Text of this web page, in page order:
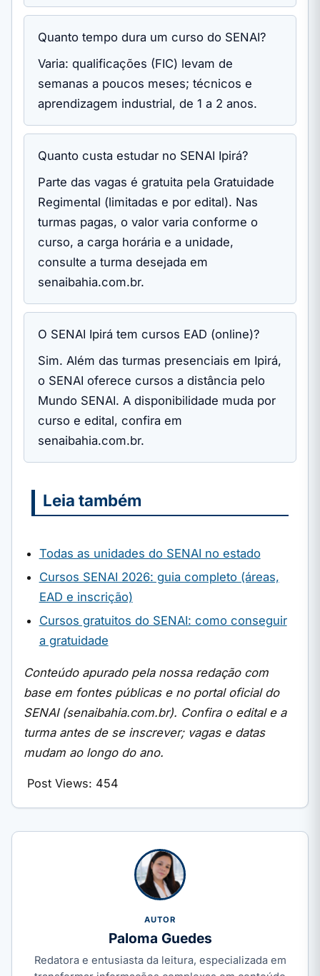
Quanto tempo dura um curso do SENAI?
Varia: qualificações (FIC) levam de
semanas a poucos meses; técnicos e
aprendizagem industrial, de 1 a 2 anos.
Quanto custa estudar no SENAI Ipirá?
Parte das vagas é gratuita pela Gratuidade
Regimental (limitadas e por edital). Nas
turmas pagas, o valor varia conforme o
curso, a carga horária e a unidade,
consulte a turma desejada em
senaibahia.com.br.
O SENAI Ipirá tem cursos EAD (online)?
Sim. Além das turmas presenciais em Ipirá,
o SENAI oferece cursos a distância pelo
Mundo SENAI. A disponibilidade muda por
curso e edital, confira em
senaibahia.com.br.
Leia também
Todas as unidades do SENAI no estado
Cursos SENAI 2026: guia completo (áreas,
EAD e inscrição)
Cursos gratuitos do SENAI: como conseguir
a gratuidade
Conteúdo apurado pela nossa redação com
base em fontes públicas e no portal oficial do
SENAI (senaibahia.com.br). Confira o edital e a
turma antes de se inscrever; vagas e datas
mudam ao longo do ano.
Post Views: 454
AUTOR
Paloma Guedes
Redatora e entusiasta da leitura, especializada em